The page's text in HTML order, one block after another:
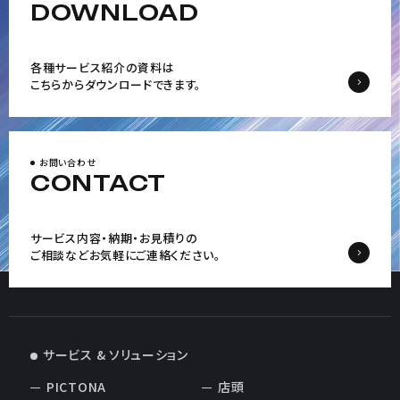
DOWNLOAD
各種サービス紹介の資料は
こちらからダウンロードできます。
お問い合わせ
CONTACT
サービス内容・納期・お見積りの
ご相談などお気軽にご連絡ください。
サービス & ソリューション
PICTONA
店頭